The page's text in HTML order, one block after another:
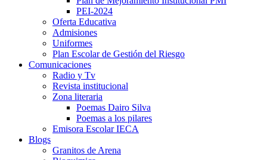
PEI-2024
Oferta Educativa
Admisiones
Uniformes
Plan Escolar de Gestión del Riesgo
Comunicaciones
Radio y Tv
Revista institucional
Zona literaria
Poemas Dairo Silva
Poemas a los pilares
Emisora Escolar IECA
Blogs
Granitos de Arena